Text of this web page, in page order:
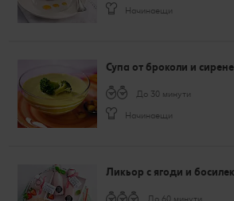
Начинаещи
Супа от броколи и
До 30 минути
Начинаещи
Ликьор с ягоди и босилек